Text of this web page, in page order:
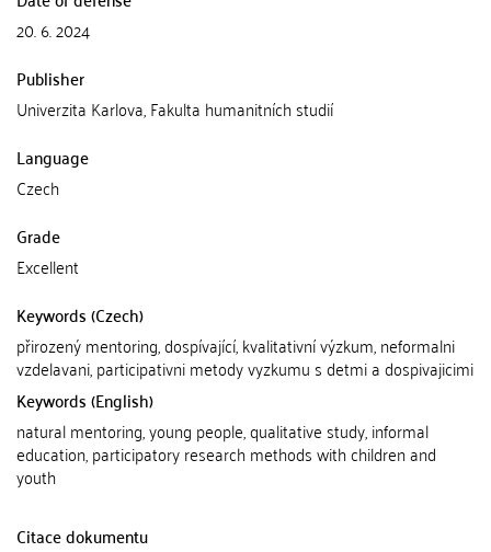
20. 6. 2024
Publisher
Univerzita Karlova, Fakulta humanitních studií
Language
Czech
Grade
Excellent
Keywords (Czech)
přirozený mentoring, dospívající, kvalitativní výzkum, neformalni
vzdelavani, participativni metody vyzkumu s detmi a dospivajicimi
Keywords (English)
natural mentoring, young people, qualitative study, informal
education, participatory research methods with children and
youth
Citace dokumentu